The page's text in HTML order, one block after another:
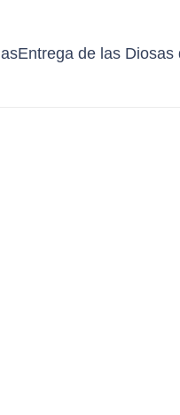
Entrega de las Diosas